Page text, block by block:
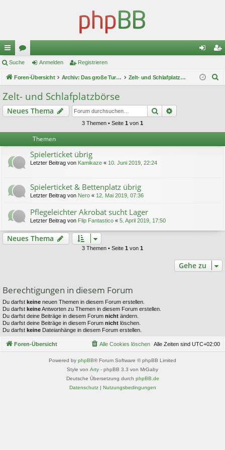
ch
ne
llz
ug
or
en m ist
Suche Anmelden Registrieren
Foren-Übersicht Archiv: Das große Turnier 1 Zelt- und Schlafplatzbörse
Zelt- und Schlafplatzbörse
Neues Thema Suche
3 Themen • Seite 1 von 1
Themen
Spielerticket übrig
Letzter Beitrag von Kamikaze « 10. Juni 2019, 22:24
Spielerticket & Bettenplatz übrig
Letzter Beitrag von Nero « 12. Mai 2019, 07:36
Pflegeleichter Akrobat sucht Lager
Letzter Beitrag von Flip Fantastico « 5. April 2019, 17:50
Neues Thema
3 Themen • Seite 1 von 1
Gehe zu
Berechtigungen in diesem Forum
Du darfst keine neuen Themen in diesem Forum erstellen.
Du darfst keineAntworten zu Themen in diesem Forum erstellen.
Du darfst deine Beiträge in diesem Forum nicht ändern.
Du darfst deine Beiträge in diesem Forum nicht löschen.
Du darfst keine Dateianhänge in diesem Forum erstellen.
Foren-Übersicht Alle Zeiten sind UTC+02:00
Alle Cookies löschen
Powered by phpBB® Forum Software © phpBB Limited
Style von Arty - phpBB 3.3 von MrGaby
Deutsche Übersetzung durch phpBB.de
Datenschutz| Nutzungsbedingungen